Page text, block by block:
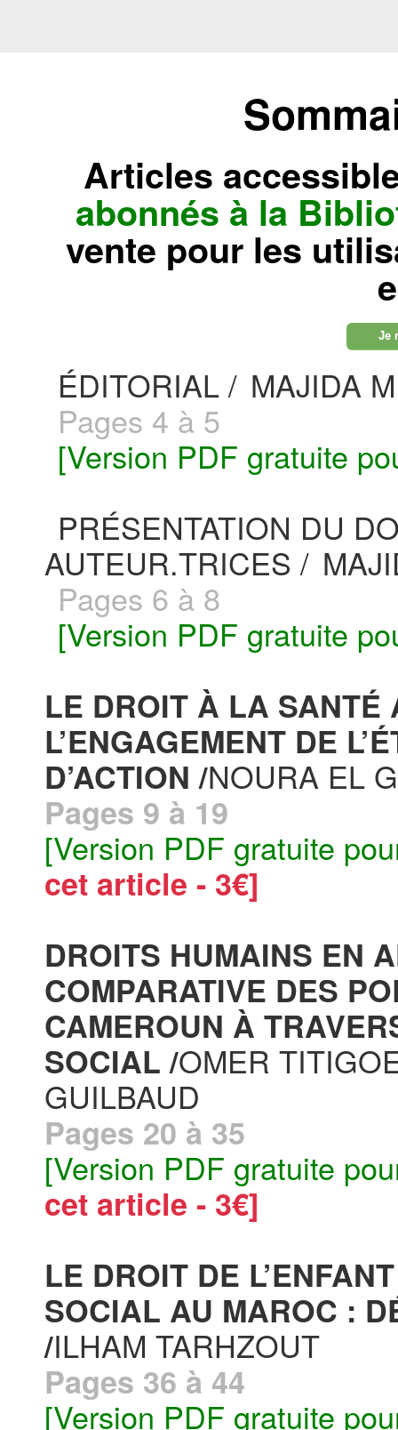
Articles
abonnés à la
vente pour les
Je
ÉDITORIAL / MAJIDA
Pages 4 à 5
[Version PDF gratuite
PRÉSENTATION DU
AUTEUR.TRICES /
Pages 6 à 8
[Version PDF gratuite
LE DROIT À LA SANTÉ
L’ENGAGEMENT DE
D’ACTION /NOURA EL
Pages 9 à 19
[Version PDF gratuite
cet article - 3€]
DROITS HUMAINS EN
COMPARATIVE DES
CAMEROUN À
SOCIAL /OMER
GUILBAUD
Pages 20 à 35
[Version PDF gratuite
cet article - 3€]
LE DROIT DE
SOCIAL AU MAROC :
/ILHAM TARHZOUT
Pages 36 à 44
[Version PDF gratuite